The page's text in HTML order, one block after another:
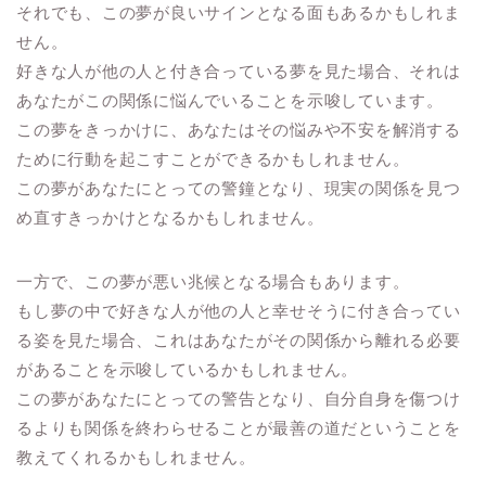
それでも、この夢が良いサインとなる面もあるかもしれま
せん。
好きな人が他の人と付き合っている夢を見た場合、それは
あなたがこの関係に悩んでいることを示唆しています。
この夢をきっかけに、あなたはその悩みや不安を解消する
ために行動を起こすことができるかもしれません。
この夢があなたにとっての警鐘となり、現実の関係を見つ
め直すきっかけとなるかもしれません。
一方で、この夢が悪い兆候となる場合もあります。
もし夢の中で好きな人が他の人と幸せそうに付き合ってい
る姿を見た場合、これはあなたがその関係から離れる必要
があることを示唆しているかもしれません。
この夢があなたにとっての警告となり、自分自身を傷つけ
るよりも関係を終わらせることが最善の道だということを
教えてくれるかもしれません。